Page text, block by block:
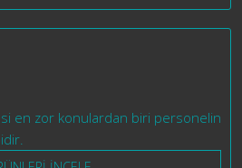
en zor konulardan biri personelin